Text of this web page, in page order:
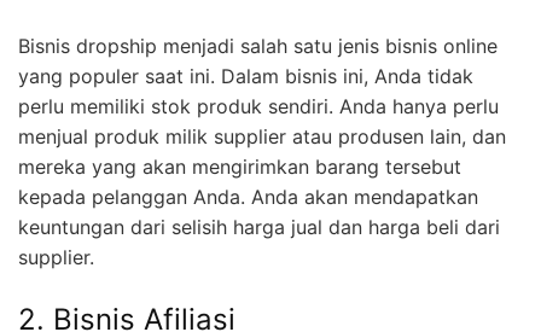
Bisnis dropship menjadi salah satu jenis bisnis online
yang populer saat ini. Dalam bisnis ini, Anda tidak
perlu memiliki stok produk sendiri. Anda hanya perlu
menjual produk milik supplier atau produsen lain, dan
mereka yang akan mengirimkan barang tersebut
kepada pelanggan Anda. Anda akan mendapatkan
keuntungan dari selisih harga jual dan harga beli dari
supplier.
2. Bisnis Afiliasi